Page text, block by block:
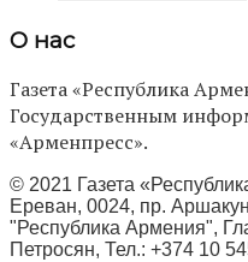
О нас
Газета «Республика
Государственным
«Арменпресс».
© 2021 Газета
Ереван, 0024, пр.
"Республика Армения",
Петросян, Тел.: +374 10